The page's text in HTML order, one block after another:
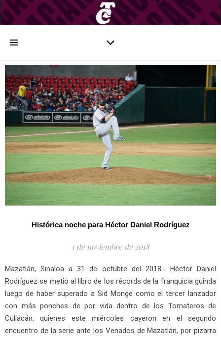
Histórica noche para Héctor Daniel Rodríguez
1 de noviembre de 2018
Mazatlán, Sinaloa a 31 de octubre del 2018.- Héctor Daniel
Rodríguez se metió al libro de los récords de la franquicia guinda
luego de haber superado a Sid Monge como el tercer lanzador
con más ponches de por vida dentro de los Tomateros de
Culiacán, quienes este miércoles cayeron en el segundo
encuentro de la serie ante los Venados de Mazatlán, por pizarra